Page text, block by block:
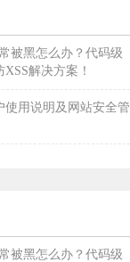
被黑怎么办？代码级
解决方案！
使用说明及网站安全管
被黑怎么办？代码级